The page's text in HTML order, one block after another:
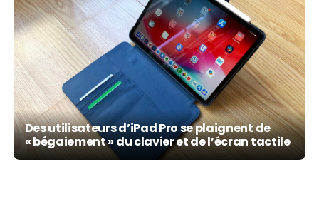
Des utilisateurs d’iPad Pro se plaignent de
« bégaiement » du clavier et de l’écran tactile